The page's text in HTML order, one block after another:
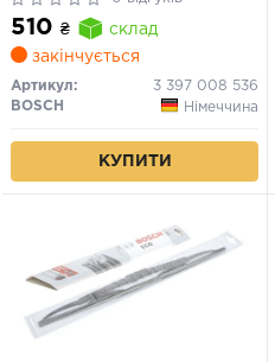
510 ₴
склад
закінчується
Артикул:
3 397 008 536
BOSCH
Німеччина
КУПИТИ